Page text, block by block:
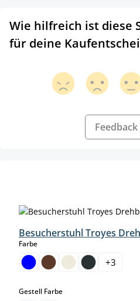
Wie hilfreich ist diese
für deine
Besucherstuhl Troyes
Farbeauswählen
+3
Gestell Farbeauswählen